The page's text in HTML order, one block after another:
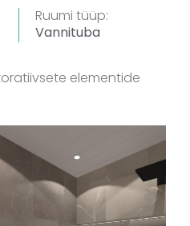
Ruumi tüüp:
Vannituba
elementide